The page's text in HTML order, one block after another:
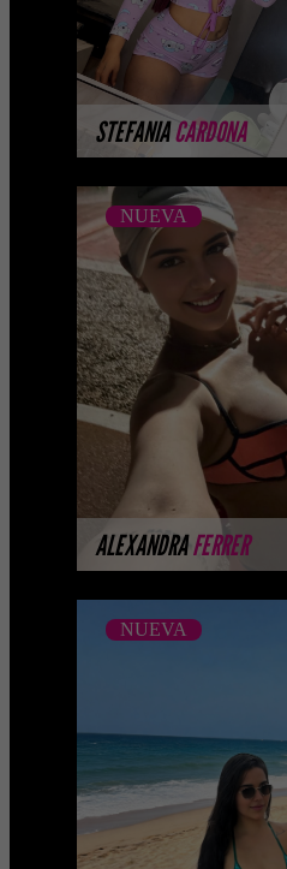
STEFANIACARDONA
MÁS
ALEXANDRAFERRER
NUEVA
ALEXANDRA FERRER
...Próximamente....
modelos aún no
disponibles en la web
completando su ses ...
MÁS
NUEVA
...Próximamente....
modelos aún no
disponibles en la
completando su ses ...